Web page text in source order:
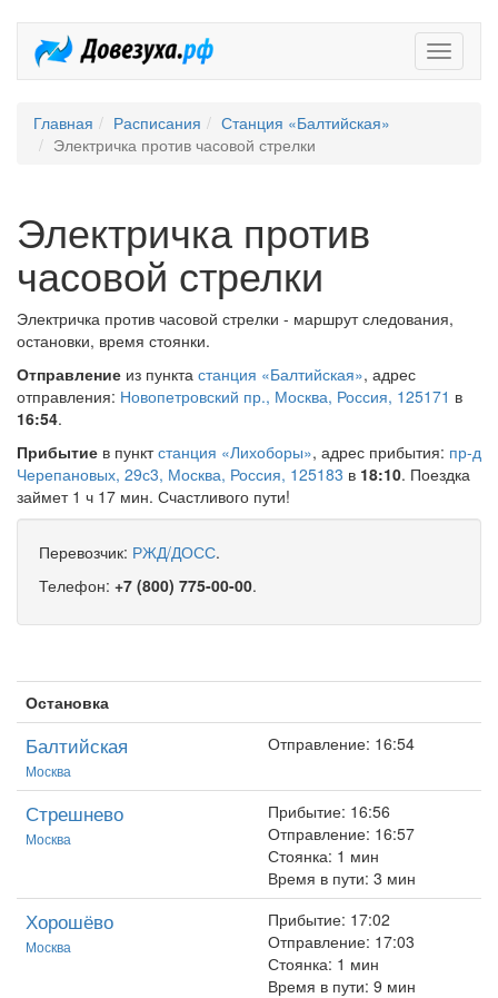
Главная Расписания
Станция «Балтийская»
Электричка против часовой стрелки
Электричка против
часовой стрелки
Электричка против часовой стрелки - маршрут следования,
остановки, время стоянки.
Отправление из пункта станция «Балтийская», адрес
отправления: Новопетровский пр., Москва, Россия, 125171 в
16:54.
Прибытие в пунктстанция «Лихоборы», адрес прибытия: пр-д
Черепановых, 29с3, Москва, Россия, 125183 в 18:10. Поездка
займет 1 ч 17 мин. Счастливого пути!
Перевозчик: РЖД/ДОСС.
Телефон: +7 (800) 775-00-00.
Остановка
Балтийская
Москва
Отправление: 16:54
Стрешнево
Москва
Прибытие: 16:56
Отправление: 16:57
Стоянка: 1 мин
Время в пути: 3 мин
Хорошёво
Москва
Прибытие: 17:02
Отправление: 17:03
Стоянка: 1 мин
Время в пути: 9 мин